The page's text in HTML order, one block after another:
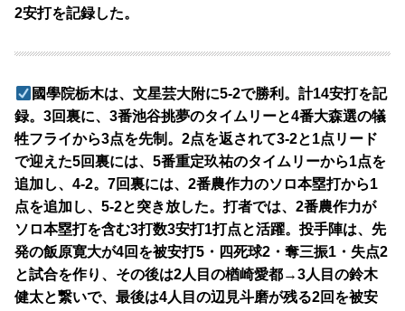
2安打を記録した。
國學院栃木は、文星芸大附に5-2で勝利。計14安打を記
録。3回裏に、3番池谷挑夢のタイムリーと4番大森選の犠
牲フライから3点を先制。2点を返されて3-2と1点リード
で迎えた5回裏には、5番重定玖祐のタイムリーから1点を
追加し、4-2。7回裏には、2番農作力のソロ本塁打から1
点を追加し、5-2と突き放した。打者では、2番農作力が
ソロ本塁打を含む3打数3安打1打点と活躍。投手陣は、先
発の飯原寛大が4回を被安打5・四死球2・奪三振1・失点2
と試合を作り、その後は2人目の楢崎愛都→3人目の鈴木
健太と繋いで、最後は4人目の辺見斗磨が残る2回を被安